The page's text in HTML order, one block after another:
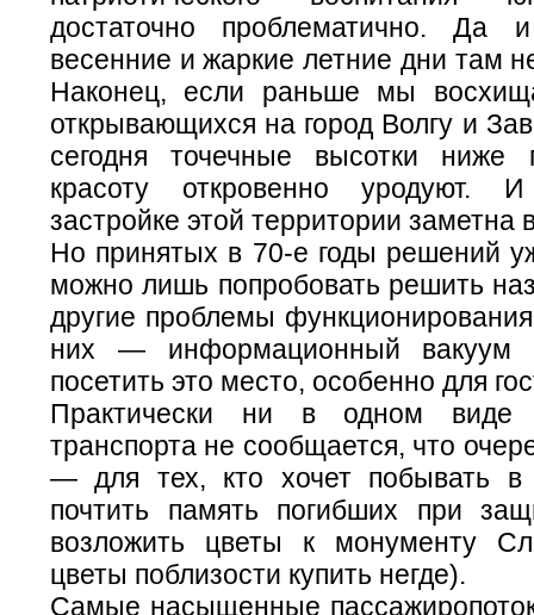
достаточно проблематично. Да
весенние и жаркие летние дни там
Наконец, если раньше мы
открывающихся на город Волгу и
сегодня точечные высотки ниже
красоту откровенно уродуют.
застройке этой территории заметна
Но принятых в 70-е годы решений
можно лишь попробовать решить
другие проблемы
них — информационный вакуум
посетить это место, особенно для
Практически ни в одном виде
транспорта не сообщается, что
— для тех, кто хочет побывать в
почтить память погибших при
возложить цветы к монументу
цветы поблизости купить негде).
Самые насыщенные